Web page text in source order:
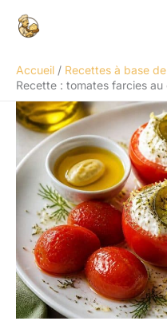
Accueil
Recettes à base
Recette : tomates farcies